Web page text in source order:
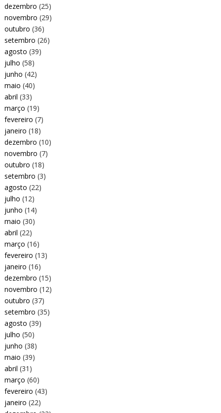
dezembro (25)
novembro (29)
outubro (36)
setembro (26)
agosto (39)
julho (58)
junho (42)
maio (40)
abril (33)
março (19)
fevereiro (7)
janeiro (18)
dezembro (10)
novembro (7)
outubro (18)
setembro (3)
agosto (22)
julho (12)
junho (14)
maio (30)
abril (22)
março (16)
fevereiro (13)
janeiro (16)
dezembro (15)
novembro (12)
outubro (37)
setembro (35)
agosto (39)
julho (50)
junho (38)
maio (39)
abril (31)
março (60)
fevereiro (43)
janeiro (22)